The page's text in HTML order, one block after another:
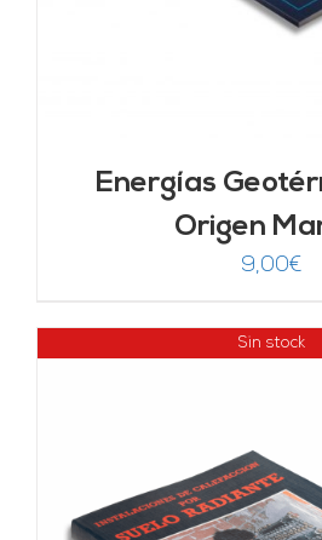
Energías
Origen
9,00€
Sin stock